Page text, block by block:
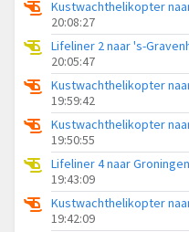
20:08:27
Lifeliner 2 naar 's-
20:05:47
Kustwachthelikopter
19:59:42
Kustwachthelikopter
19:50:55
Lifeliner 4 naar
19:43:09
Kustwachthelikopter
19:42:09